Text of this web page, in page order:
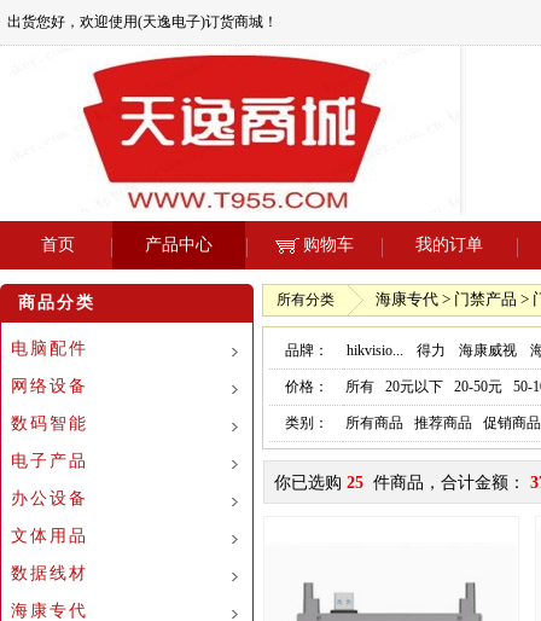
出货您好，欢迎使用(天逸电子)订货商城！
首页 产品中心 购物车 我的订单
商品分类
电脑配件
网络设备
数码智能
电子产品
办公设备
文体用品
数据线材
海康专代
所有分类 海康专代 > 门禁产品 >
品牌： hikvisio... 得力 海康威视
价格： 所有 20元以下 20-50元 50-
类别： 所有商品 推荐商品 促销商品
你已选购 25 件商品，合计金额：